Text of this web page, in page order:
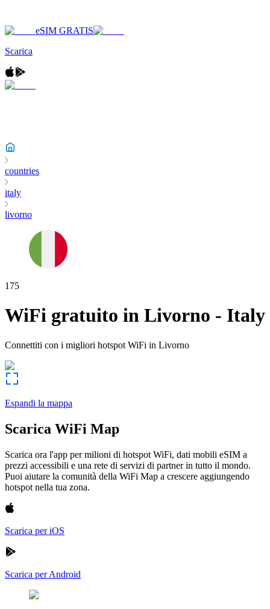
eSIM GRATIS
Scarica
countries
italy
livorno
175
WiFi gratuito in Livorno - Italy
Connettiti con i migliori hotspot WiFi in Livorno
Espandi la mappa
Scarica WiFi Map
Scarica ora l'app per milioni di hotspot WiFi, dati mobili eSIM a
prezzi accessibili e una rete di servizi di partner in tutto il mondo.
Puoi aiutare la comunità della WiFi Map a crescere aggiungendo
hotspot nella tua zona.
Scarica per iOS
Scarica per Android